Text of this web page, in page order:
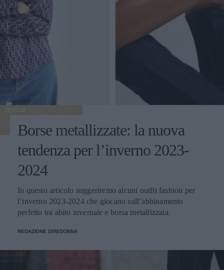
BORSE
Borse metallizzate: la nuova
tendenza per l’inverno 2023-
2024
In questo articolo suggeriremo alcuni outfit fashion per
l’inverno 2023-2024 che giocano sull’abbinamento
perfetto tra abito invernale e borsa metallizzata.
REDAZIONE DIREDONNA